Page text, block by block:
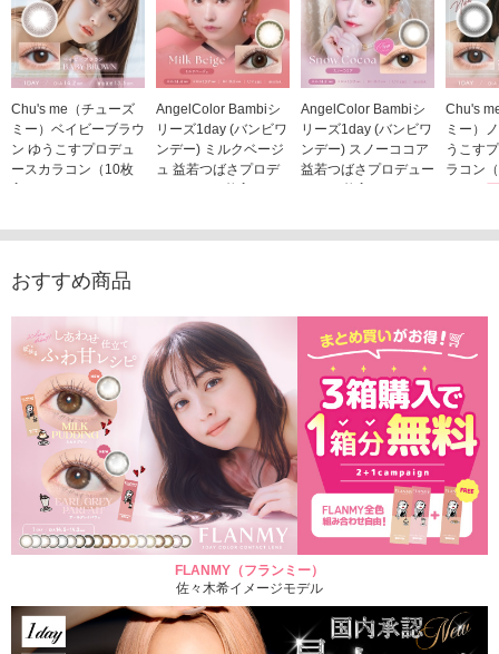
Chu's me（チューズ
ミー）ベイビーブラウ
ン ゆうこすプロデュ
ースカラコン（10枚
AngelColor Bambiシ
リーズ1day (バンビワ
ンデー) ミルクベージ
ュ 益若つばさプロデ
AngelColor Bambiシ
リーズ1day (バンビワ
ンデー) スノーココア
益若つばさプロデュー
Chu's
ミー）
うこす
ラコン
おすすめ商品
FLANMY（フランミー）
佐々木希イメージモデル